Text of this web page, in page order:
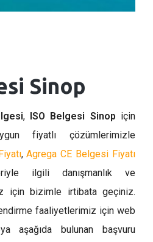
Sinop
, ISO Belgesi Sinop için
fiyatlı çözümlerimizle
,Agrega CE Belgesi Fiyatı
ilgili danışmanlık ve
için bizimle irtibata geçiniz.
faaliyetlerimiz için web
aşağıda bulunan başvuru